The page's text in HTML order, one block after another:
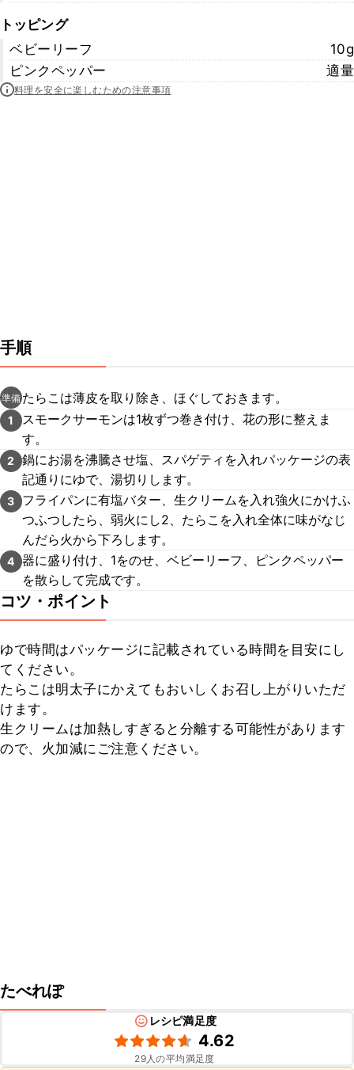
トッピング
ベビーリーフ
10g
ピンクペッパー
適量
料理を安全に楽しむための注意事項
手順
準備 たらこは薄皮を取り除き、ほぐしておきます。
1
スモークサーモンは1枚ずつ巻き付け、花の形に整えま
す。
2
鍋にお湯を沸騰させ塩、スパゲティを入れパッケージの表
記通りにゆで、湯切りします。
3
フライパンに有塩バター、生クリームを入れ強火にかけふ
つふつしたら、弱火にし2、たらこを入れ全体に味がなじ
んだら火から下ろします。
4 器に盛り付け、1をのせ、ベビーリーフ、ピンクペッパー
を散らして完成です。
コツ・ポイント
ゆで時間はパッケージに記載されている時間を目安にし
てください。
たらこは明太子にかえてもおいしくお召し上がりいただ
けます。
生クリームは加熱しすぎると分離する可能性があります
ので、火加減にご注意ください。
たべれぽ
レシピ満足度
4.62
29人の平均満足度